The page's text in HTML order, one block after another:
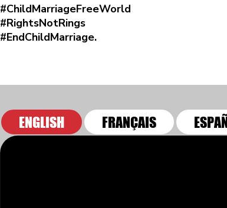
#ChildMarriageFreeWorld
#RightsNotRings
#EndChildMarriage.
ENGLISH FRANÇAIS